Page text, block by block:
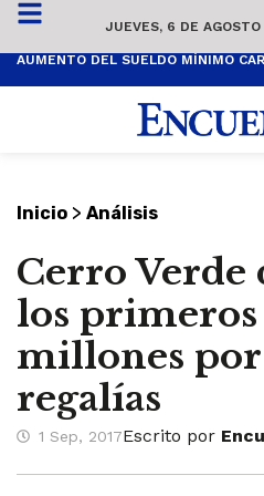
JUEVES, 6 DE
Inicio > Análisis
Cerro Verde
los primeros
millones por
regalías
1 Sep, 2017Escrito por